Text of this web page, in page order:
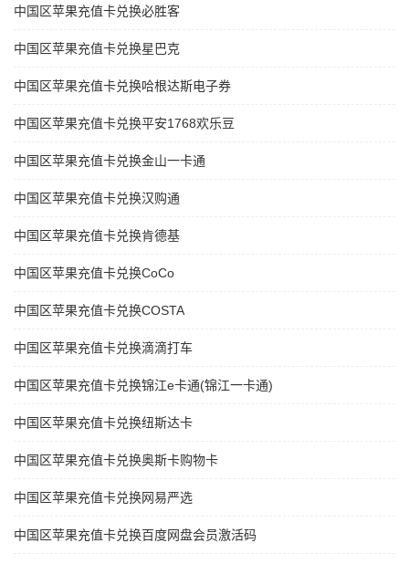
中国区苹果充值卡兑换必胜客
中国区苹果充值卡兑换星巴克
中国区苹果充值卡兑换哈根达斯电子券
中国区苹果充值卡兑换平安1768欢乐豆
中国区苹果充值卡兑换金山一卡通
中国区苹果充值卡兑换汉购通
中国区苹果充值卡兑换肯德基
中国区苹果充值卡兑换CoCo
中国区苹果充值卡兑换COSTA
中国区苹果充值卡兑换滴滴打车
中国区苹果充值卡兑换锦江e卡通(锦江一卡通)
中国区苹果充值卡兑换纽斯达卡
中国区苹果充值卡兑换奥斯卡购物卡
中国区苹果充值卡兑换网易严选
中国区苹果充值卡兑换百度网盘会员激活码